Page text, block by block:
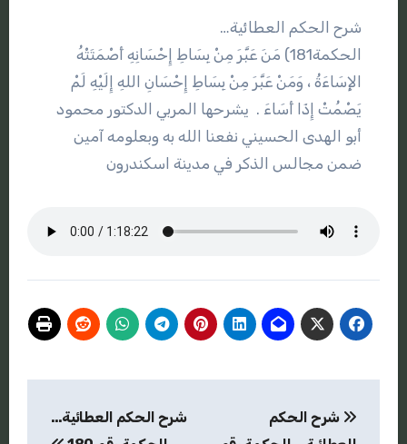
شرح الحكم العطائية…
الحكمة181) مَنَ عَبَّرَ مِنْ بِسَاطِ إِحْسَانِهِ أَصْمَتَتْهُ
الإِسَاءَةُ ، وَمَنْ عَبَّرَ مِنْ بِسَاطِ إِحْسَانِ اللهِ إِلَيْهِ لَمْ
يَصْمُتْ إِذَا أَسَاءَ . يشرحها المربي الدكتور محمود
أبو الهدى الحسيني نفعنا الله به وبعلومه آمين
ضمن مجالس الذكر في مدينة اسكندرون
المقالات
شرح الحكم
شرح الحكم العطائية…